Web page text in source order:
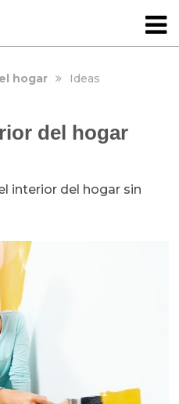
hogar Ideas
del hogar
interior del hogar sin